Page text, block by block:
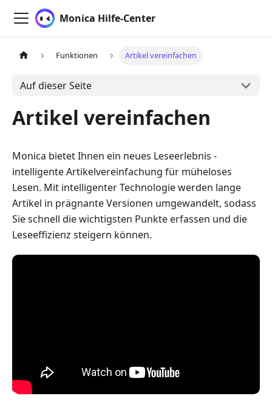
Monica Hilfe-Center
Funktionen Artikel vereinfachen
Auf dieser Seite
Artikel vereinfachen
Monica bietet Ihnen ein neues Leseerlebnis -
intelligente Artikelvereinfachung für müheloses
Lesen. Mit intelligenter Technologie werden lange
Artikel in prägnante Versionen umgewandelt, sodass
Sie schnell die wichtigsten Punkte erfassen und die
Leseeffizienz steigern können.